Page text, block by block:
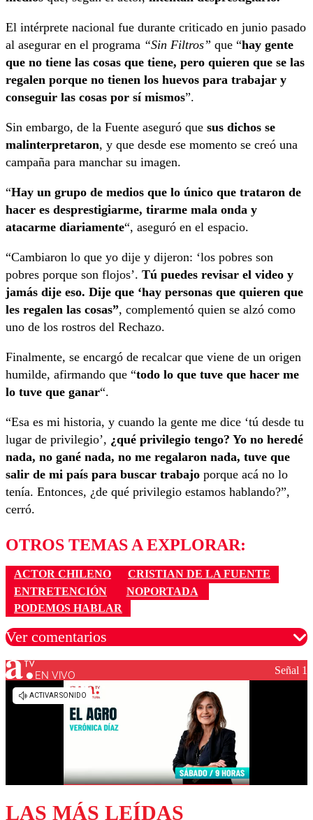
El intérprete nacional fue durante criticado en junio pasado
al asegurar en el programa “Sin Filtros” que “hay gente
que no tiene las cosas que tiene, pero quieren que se las
regalen porque no tienen los huevos para trabajar y
conseguir las cosas por sí mismos”.
Sin embargo, de la Fuente aseguró que sus dichos se
malinterpretaron, y que desde ese momento se creó una
campaña para manchar su imagen.
“Hay un grupo de medios que lo único que trataron de
hacer es desprestigiarme, tirarme mala onda y
atacarme diariamente“, aseguró en el espacio.
“Cambiaron lo que yo dije y dijeron: ‘los pobres son
pobres porque son flojos’. Tú puedes revisar el video y
jamás dije eso. Dije que ‘hay personas que quieren que
les regalen las cosas”, complementó quien se alzó como
uno de los rostros del Rechazo.
Finalmente, se encargó de recalcar que viene de un origen
humilde, afirmando que “todo lo que tuve que hacer me
lo tuve que ganar“.
“Esa es mi historia, y cuando la gente me dice ‘tú desde tu
lugar de privilegio’, ¿qué privilegio tengo? Yo no heredé
nada, no gané nada, no me regalaron nada, tuve que
salir de mi país para buscar trabajo porque acá no lo
tenía. Entonces, ¿de qué privilegio estamos hablando?”,
cerró.
OTROS TEMAS A EXPLORAR:
ACTOR CHILENO
CRISTIAN DE LA FUENTE
ENTRETENCIÓN
NOPORTADA
PODEMOS HABLAR
Ver comentarios
Los comentarios son moderados para garantizar un
diálogo respetuoso.
EN VIVO Señal 1
LAS MÁS LEÍDAS